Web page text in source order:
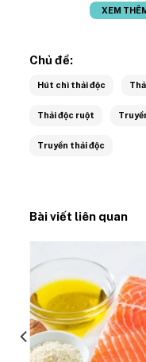
XEM
Chủ đề:
Hút chì thải độc
Thải độc ruột
Truyền thải độc
Bài viết liên quan